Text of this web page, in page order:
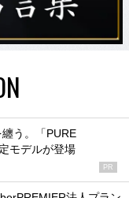
纏う。「PURE
モデルが登場
PR